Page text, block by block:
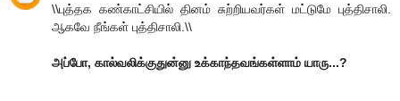
\\புத்தக கண்காட்சியில் தினம் சுற்றியவர்கள் மட்டுமே புத்திசாலி.
ஆகவே நீங்கள் புத்திசாலி.\\
அப்போ, கால்வலிக்குதுன்னு உக்காந்தவங்கள்ளாம் யாரு...?